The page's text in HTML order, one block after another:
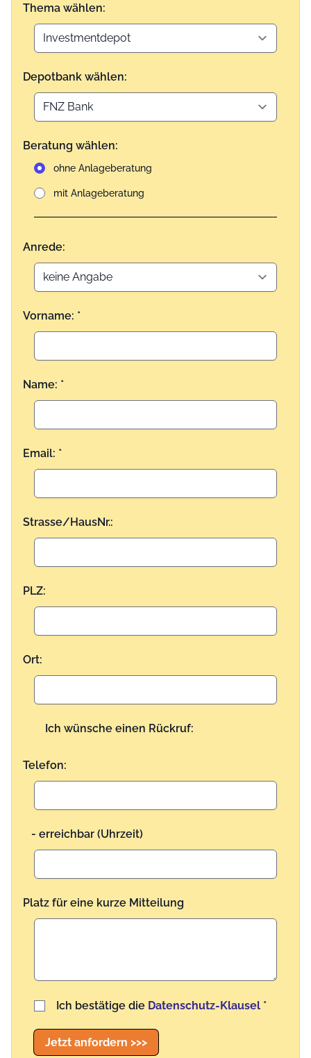
Thema wählen:
Depotbank wählen:
Beratung wählen:
ohne Anlageberatung
mit Anlageberatung
Anrede:
Vorname: *
Name: *
Email: *
Strasse/HausNr.:
PLZ:
Ort:
Ich wünsche einen Rückruf:
Telefon:
- erreichbar (Uhrzeit)
Platz für eine kurze Mitteilung
Benutzername
Ich bestätige die Datenschutz-Klausel *
Jetzt anfordern >>>